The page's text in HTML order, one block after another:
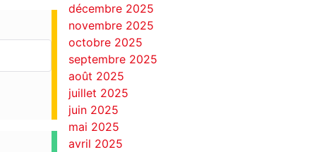
décembre 2025
novembre 2025
octobre 2025
septembre 2025
août 2025
juillet 2025
juin 2025
mai 2025
avril 2025